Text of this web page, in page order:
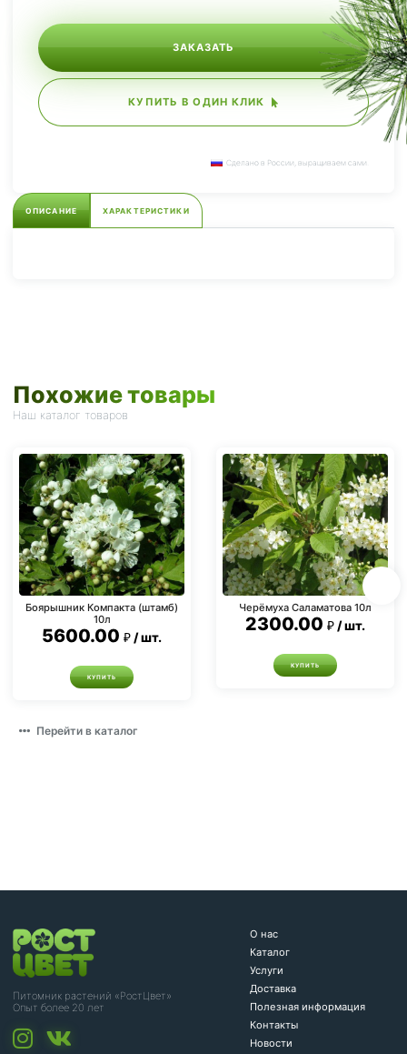
ЗАКАЗАТЬ
КУПИТЬ В ОДИН КЛИК
Сделано в России, выращиваем сами.
ОПИСАНИЕ ХАРАКТЕРИСТИКИ
Похожие товары
Наш каталог товаров
Боярышник Компакта (штамб)
10л
5600.00 шт.
КУПИТЬ
Черёмуха Саламатова 10л
2300.00 шт.
КУПИТЬ
Перейти в каталог
Питомник растений «РостЦвет»
Опыт более 20 лет
О нас
Каталог
Услуги
Доставка
Полезная информация
Контакты
Новости